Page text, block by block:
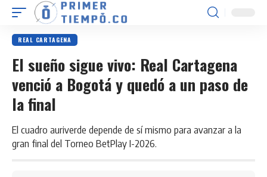
REAL CARTAGENA
El sueño sigue vivo: Real Cartagena
venció a Bogotá y quedó a un paso de
la final
El cuadro auriverde depende de sí mismo para avanzar a la
gran final del Torneo BetPlay I-2026.